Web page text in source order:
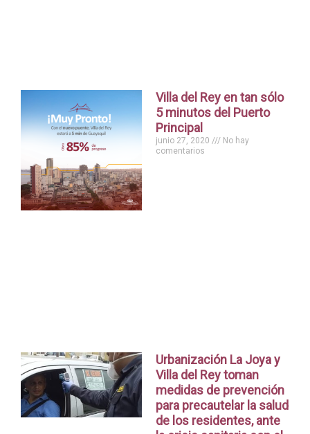
Villa del Rey en tan sólo
5 minutos del Puerto
Principal
junio 27, 2020
No hay
comentarios
Urbanización La Joya y
Villa del Rey toman
medidas de prevención
para precautelar la salud
de los residentes, ante